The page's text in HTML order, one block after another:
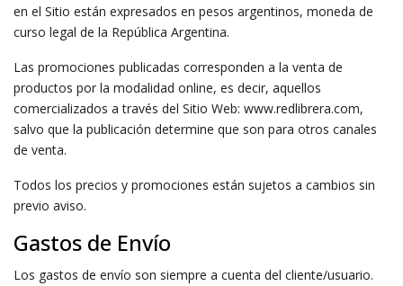
en el Sitio están expresados en pesos argentinos, moneda de
curso legal de la República Argentina.
Las promociones publicadas corresponden a la venta de
productos por la modalidad online, es decir, aquellos
comercializados a través del Sitio Web: www.redlibrera.com,
salvo que la publicación determine que son para otros canales
de venta.
Todos los precios y promociones están sujetos a cambios sin
previo aviso.
Gastos de Envío
Los gastos de envío son siempre a cuenta del cliente/usuario.